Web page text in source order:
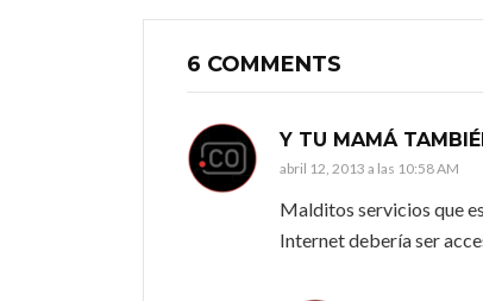
6 COMMENTS
Y TU MAMÁ
abril 12, 2013 a las 10:58 AM
Malditos servicios que
Internet debería ser